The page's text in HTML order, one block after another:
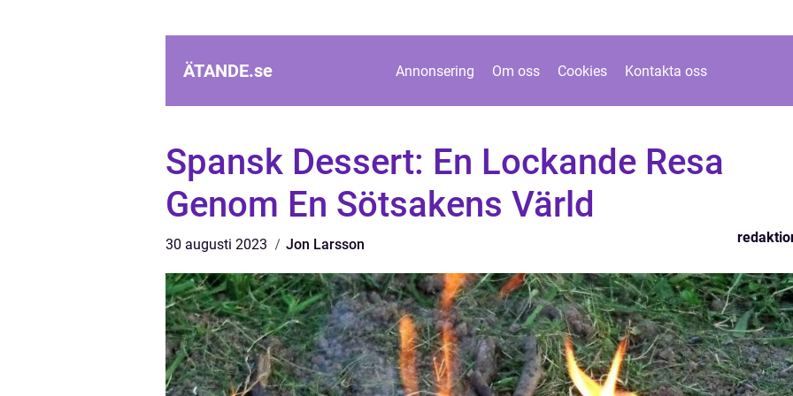
ÄTANDE.se Annonsering Om oss Cookies Kontakta oss
Spansk Dessert: En Lockande Resa
Genom En Sötsakens Värld
30 augusti 2023 Jon Larsson